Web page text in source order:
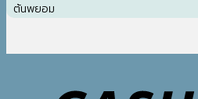
ต้นพยอม